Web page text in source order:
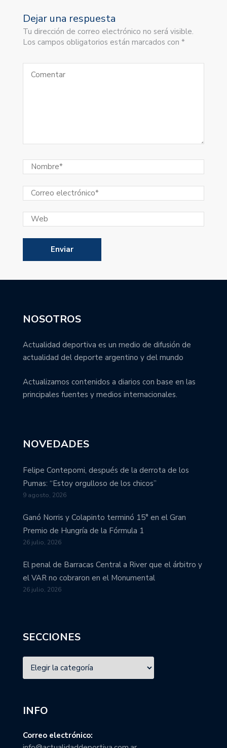
Dejar una respuesta
Tu dirección de correo electrónico no será visible.
Los campos obligatorios están marcados con *
NOSOTROS
Actualidad deportiva es un medio de difusión de
actualidad del deporte argentino y del mundo
Actualizamos contenidos a diarios con base en las
principales fuentes y medios internacionales.
NOVEDADES
Felipe Contepomi, después de la derrota de los
Pumas: “Estoy orgulloso de los chicos”
9 agosto, 2026
Ganó Norris y Colapinto terminó 15° en el Gran
Premio de Hungría de la Fórmula 1
26 julio, 2026
El penal de Barracas Central a River que el árbitro y
el VAR no cobraron en el Monumental
26 julio, 2026
SECCIONES
INFO
Correo electrónico: